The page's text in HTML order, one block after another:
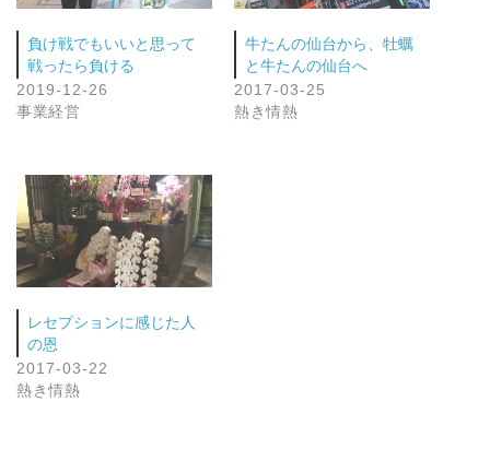
負け戦でもいいと思って
戦ったら負ける
2019-12-26
事業経営
牛たんの仙台から、牡蠣
と牛たんの仙台へ
2017-03-25
熱き情熱
レセプションに感じた人
の恩
2017-03-22
熱き情熱